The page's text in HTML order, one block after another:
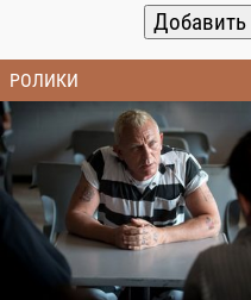
РОЛИКИ